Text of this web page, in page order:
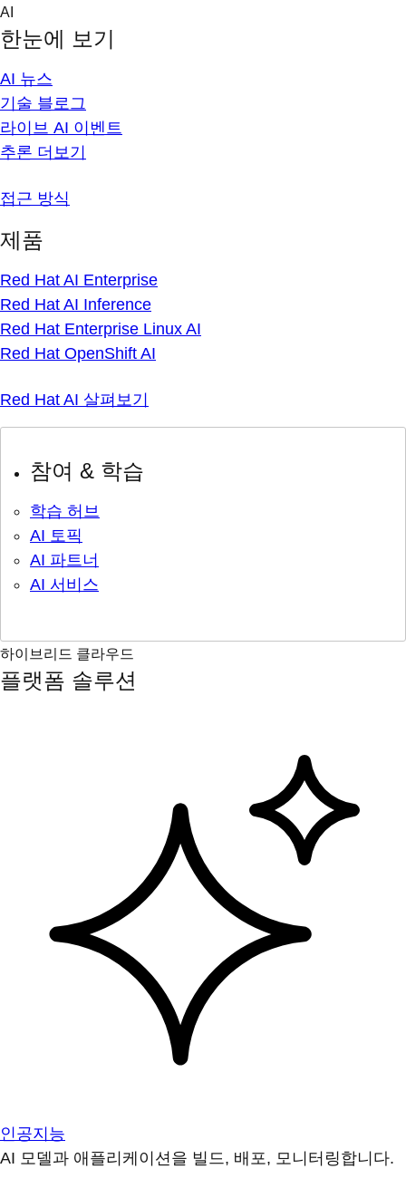
Skip
content
AI
한눈에 보기
AI 뉴스
기술 블로그
라이브 AI 이벤트
추론 더보기
접근 방식
제품
Red Hat AI Enterprise
Red Hat AI Inference
Red Hat Enterprise Linux AI
Red Hat OpenShift AI
Red Hat AI 살펴보기
참여 & 학습
학습 허브
AI 토픽
AI 파트너
AI 서비스
하이브리드 클라우드
플랫폼 솔루션
인공지능
AI 모델과 애플리케이션을 빌드, 배포, 모니터링합니다.